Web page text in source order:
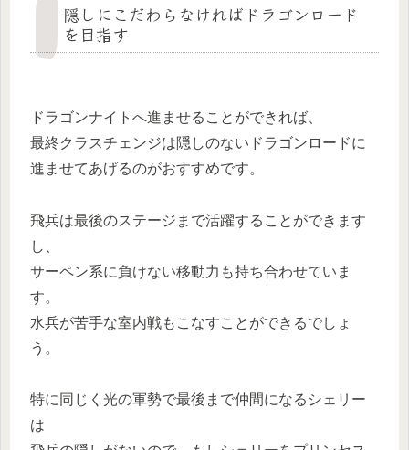
隠しにこだわらなければドラゴンロード
を目指す
ドラゴンナイトへ進ませることができれば、
最終クラスチェンジは隠しのないドラゴンロードに
進ませてあげるのがおすすめです。
飛兵は最後のステージまで活躍することができます
し、
サーペン系に負けない移動力も持ち合わせていま
す。
水兵が苦手な室内戦もこなすことができるでしょ
う。
特に同じく光の軍勢で最後まで仲間になるシェリー
は